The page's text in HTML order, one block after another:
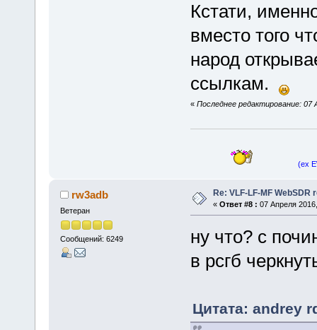
Кстати,
вместо того
народ
ссылкам.
« Последнее редактирование: 07
(ex
rw3adb
Ветеран
Сообщений: 6249
Re: VLF-LF-MF
« Ответ #8 : 07 Апреля
ну что? с
в рсгб
Цитата: andrey